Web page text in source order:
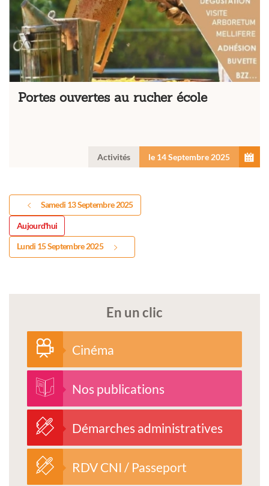
Portes ouvertes au rucher école
Activités le 14 Septembre 2025
Samedi 13 Septembre 2025
Aujourd'hui
Lundi 15 Septembre 2025
En un clic
Cinéma
Nos publications
Démarches administratives
RDV CNI / Passeport